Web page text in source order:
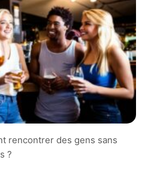
rencontrer des gens sans
?